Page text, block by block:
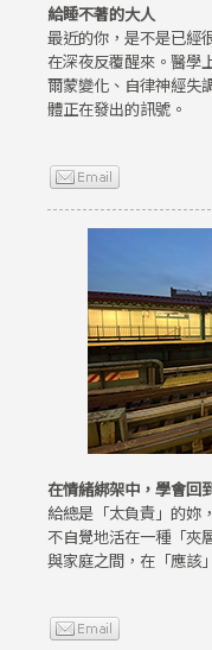
給睡不著的大人
最近的你，是不是已經
在深夜反覆醒來。醫學
爾蒙變化、自律神經失
體正在發出的訊號。
在情緒綁架中，學會回
給總是「太負責」的妳
不自覺地活在一種「夾
與家庭之間，在「應該